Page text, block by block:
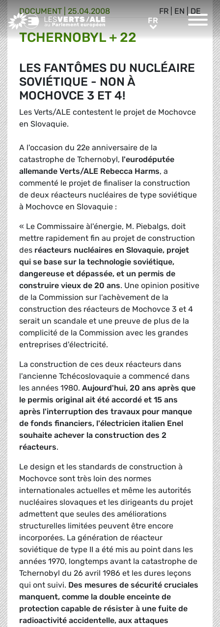
Greens/EFA Home FRFR
FR EN DE
DOCUMENT 25.04.2008
TCHERNOBYL + 22
LES FANTÔMES DU NUCLÉAIRE
SOVIÉTIQUE - NON À
MOCHOVCE 3 ET 4!
Les Verts/ALE contestent le projet de Mochovce
en Slovaquie.
A l'occasion du 22e anniversaire de la
catastrophe de Tchernobyl, l'eurodéputée
allemande Verts/ALE Rebecca Harms, a
commenté le projet de finaliser la construction
de deux réacteurs nucléaires de type soviétique
à Mochovce en Slovaquie :
« Le Commissaire àl'énergie, M. Piebalgs, doit
mettre rapidement fin au projet de construction
des réacteurs nucléaires en Slovaquie, projet
qui se base sur la technologie soviétique,
dangereuse et dépassée, et un permis de
construire vieux de 20 ans. Une opinion positive
de la Commission sur l'achèvement de la
construction des réacteurs de Mochovce 3 et 4
serait un scandale et une preuve de plus de la
complicité de la Commission avec les grandes
entreprises d'électricité.
La construction de ces deux réacteurs dans
l'ancienne Tchécoslovaquie a commencé dans
les années 1980. Aujourd'hui, 20 ans après que
le permis original ait été accordé et 15 ans
après l'interruption des travaux pour manque
de fonds financiers, l'électricien italien Enel
souhaite achever la construction des 2
réacteurs.
Le design et les standards de construction à
Mochovce sont très loin des normes
internationales actuelles et même les autorités
nucléaires slovaques et les dirigeants du projet
admettent que seules des améliorations
structurelles limitées peuvent être encore
incorporées. La génération de réacteur
soviétique de type II a été mis au point dans les
années 1970, longtemps avant la catastrophe de
Tchernobyl du 26 avril 1986 et les dures leçons
qui ont suivi. Des mesures de sécurité cruciales
manquent, comme la double enceinte de
protection capable de résister à une fuite de
radioactivité accidentelle, aux attaques